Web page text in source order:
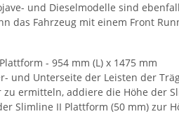
und Dieselmodelle sind
das Fahrzeug mit einem Front
- 954 mm (L) x 1475 mm
und Unterseite der Leisten der
ermitteln, addiere die Höhe der
Slimline II Plattform (50 mm) zur